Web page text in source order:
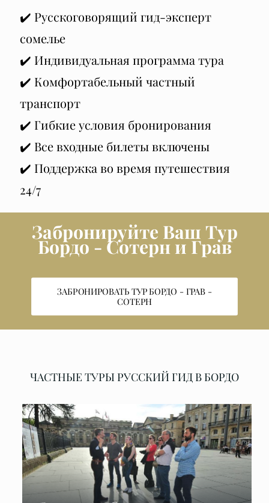
✔️ Русскоговорящий гид-эксперт
сомелье
✔️ Индивидуальная программа тура
✔️ Комфортабельный частный
транспорт
✔️ Гибкие условия бронирования
✔️ Все входные билеты включены
✔️ Поддержка во время путешествия
24/7
Забронируйте Ваш Тур
Бордо - Сотерн и Грав
ЗАБРОНИРОВАТЬ ТУР БОРДО - ГРАВ -
СОТЕРН
ЧАСТНЫЕ ТУРЫ РУССКИЙ ГИД В БОРДО